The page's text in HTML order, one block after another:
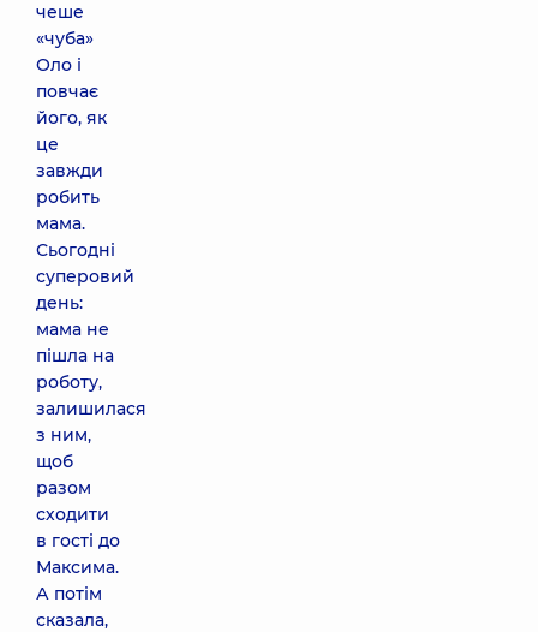
чеше
«чуба»
Оло і
повчає
його, як
це
завжди
робить
мама.
Сьогодні
суперовий
день:
мама не
пішла на
роботу,
залишилася
з ним,
щоб
разом
сходити
в гості до
Максима.
А потім
сказала,